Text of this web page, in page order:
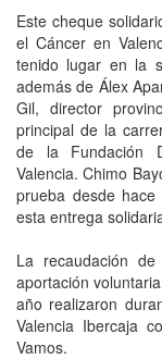
Este cheque
el Cáncer en
tenido lugar en la
además de Álex
Gil, director
principal de la
de la Fundación
Valencia. Chimo
prueba desde
esta entrega
La recaudación
aportación
año realizaron
Valencia Ibercaja
Vamos.